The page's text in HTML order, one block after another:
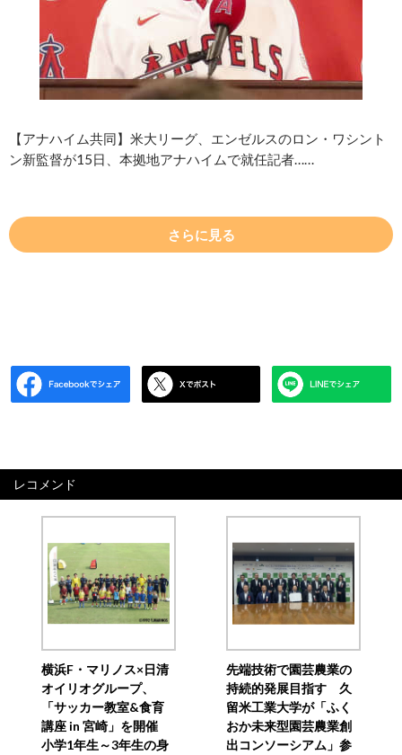
【アナハイム共同】米大リーグ、エンゼルスのロン・ワシント
ン新監督が15日、本拠地アナハイムで就任記者……
さらに見る
レコメンド
横浜F・マリノス×日清
オイリオグループ、
「サッカー教室&食育
講座 in 宮崎」を開催
小学1年生～3年生の身
先端技術で園芸農業の
持続的発展目指す 久
留米工業大学が「ふく
おか未来型園芸農業創
出コンソーシアム」参